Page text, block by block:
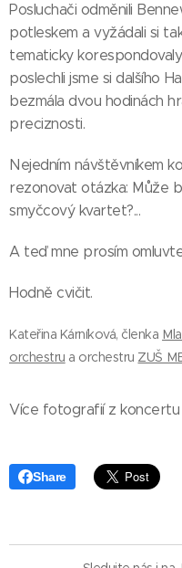
Posluchači odměnili
potleskem a vyžádali si
tematicky
poslechli jsme si dalšího
bezmála dvou hodinách
preciznosti.
Nejedním návštěvníkem
rezonovat otázka: Může
smyčcový kvartet?...
A teď mne prosím
Hodně cvičit.
Kateřina Kárníková, členka
orchestru a orchestru ZUŠ
Více fotografií z
Share